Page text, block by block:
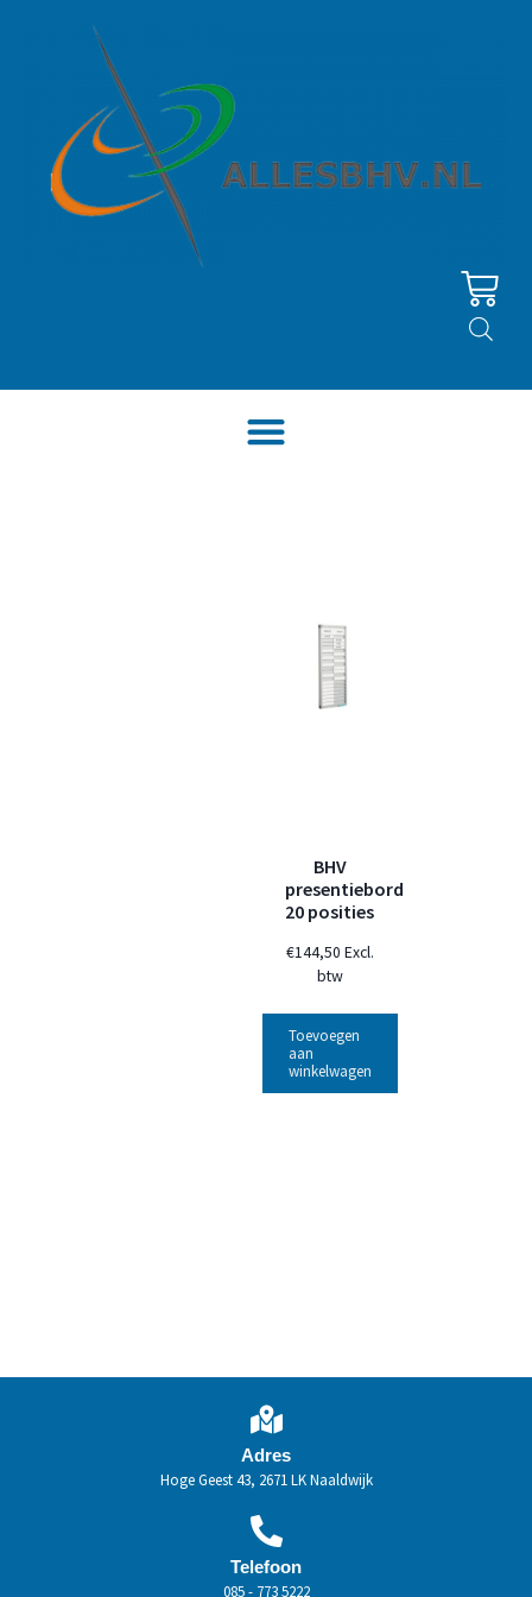
BHV
presentiebord
20 posities
€144,50 Excl.
btw
Toevoegen
aan
winkelwagen
Adres
Hoge Geest 43, 2671 LK Naaldwijk
Telefoon
085 - 773 5222